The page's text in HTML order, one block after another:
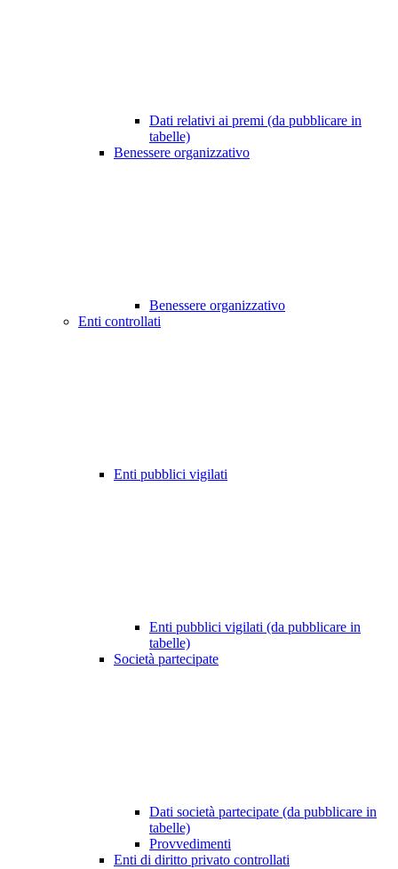
Dati relativi ai premi (da pubblicare in
tabelle)
Benessere organizzativo
Benessere organizzativo
Enti controllati
Enti pubblici vigilati
Enti pubblici vigilati (da pubblicare in
tabelle)
Società partecipate
Dati società partecipate (da pubblicare in
tabelle)
Provvedimenti
Enti di diritto privato controllati